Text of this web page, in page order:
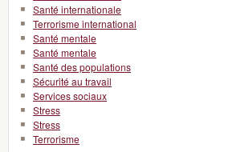
Santé internationale
Terrorisme international
Santé mentale
Santé mentale
Santé des populations
Sécurité au travail
Services sociaux
Stress
Stress
Terrorisme